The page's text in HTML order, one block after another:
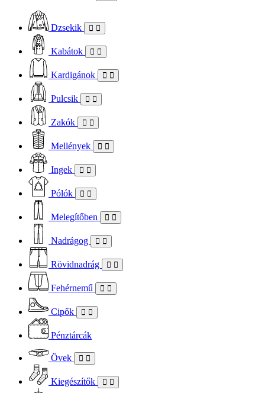
Dzsekik
Kabátok
Kardigánok
Pulcsik
Zakók
Mellények
Ingek
Pólók
Melegítőben
Nadrágog
Rövidnadrág
Fehérnemű
Cipők
Pénztárcák
Övek
Kiegészítők